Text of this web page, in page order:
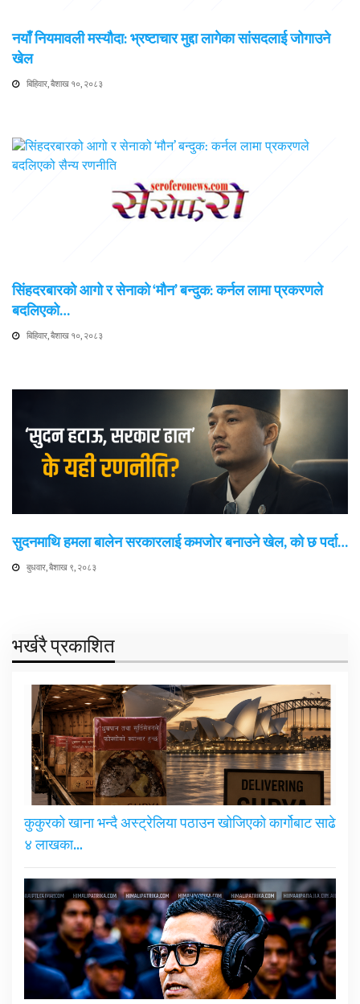
नयाँ नियमावली मस्यौदा: भ्रष्टाचार मुद्दा लागेका सांसदलाई जोगाउने
खेल
बिहिवार, बैशाख १०, २०८३
सिंहदरबारको आगो र सेनाको ‘मौन’ बन्दुक: कर्नल लामा प्रकरणले
बदलिएको…
बिहिवार, बैशाख १०, २०८३
सुदनमाथि हमला बालेन सरकारलाई कमजोर बनाउने खेल, को छ पर्दा…
बुधवार, बैशाख ९, २०८३
भर्खरै प्रकाशित
कुकुरको खाना भन्दै अस्ट्रेलिया पठाउन खोजिएको कार्गोबाट साढे
४ लाखका…